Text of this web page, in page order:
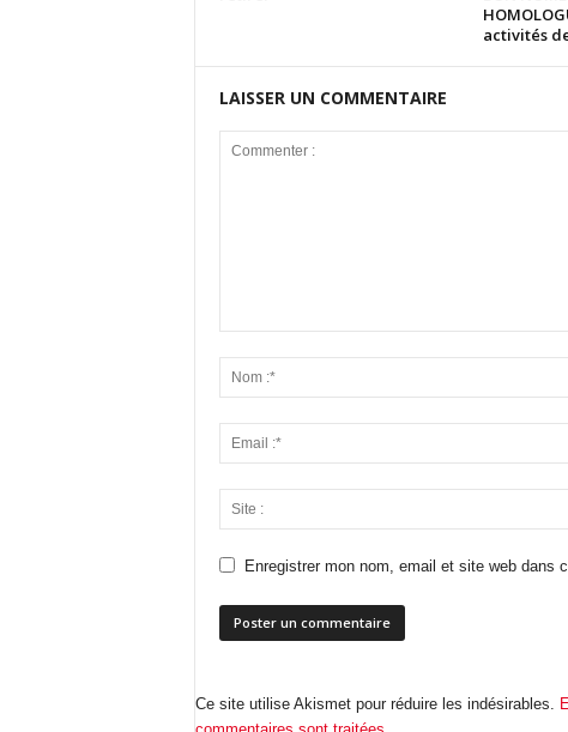
activités
LAISSER UN COMMENTAIRE
Enregistrer mon nom, email et site web dans
Ce site utilise Akismet pour réduire les indésirables.